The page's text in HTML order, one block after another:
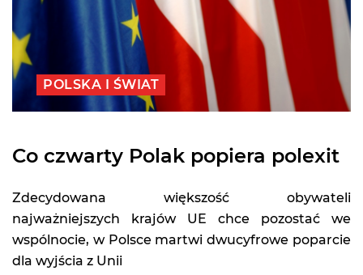
POLSKA I ŚWIAT
Co czwarty Polak popiera polexit
Zdecydowana większość obywateli
najważniejszych krajów UE chce pozostać we
wspólnocie, w Polsce martwi dwucyfrowe poparcie
dla wyjścia z Unii